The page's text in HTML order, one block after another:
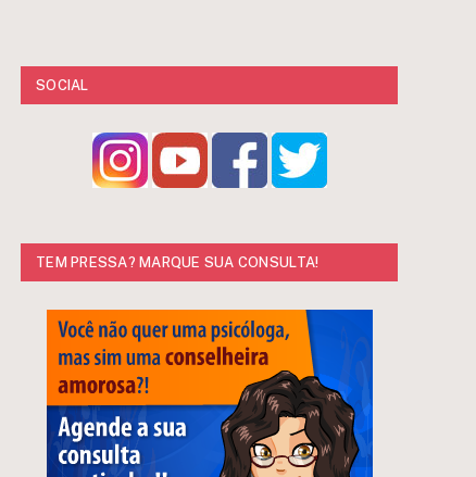
SOCIAL
TEM PRESSA? MARQUE SUA CONSULTA!